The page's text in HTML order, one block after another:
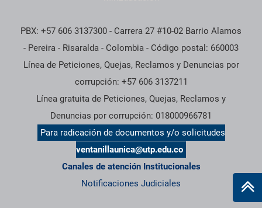
PBX: +57 606 3137300 - Carrera 27 #10-02 Barrio Alamos
- Pereira - Risaralda - Colombia - Código postal: 660003
Línea de Peticiones, Quejas, Reclamos y Denuncias por
corrupción: +57 606 3137211
Línea gratuita de Peticiones, Quejas, Reclamos y
Denuncias por corrupción: 018000966781
Para radicación de documentos y/o solicitudes
ventanillaunica@utp.edu.co
Canales de atención Institucionales
Notificaciones Judiciales